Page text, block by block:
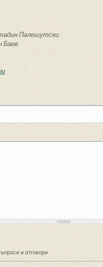
Палешутски
Баев
и отговори